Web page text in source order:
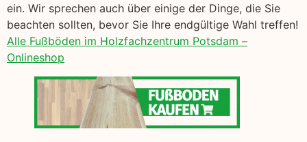
ein. Wir sprechen auch über einige der Dinge, die Sie
beachten sollten, bevor Sie Ihre endgültige Wahl treffen!
Alle Fußböden im Holzfachzentrum Potsdam –
Onlineshop